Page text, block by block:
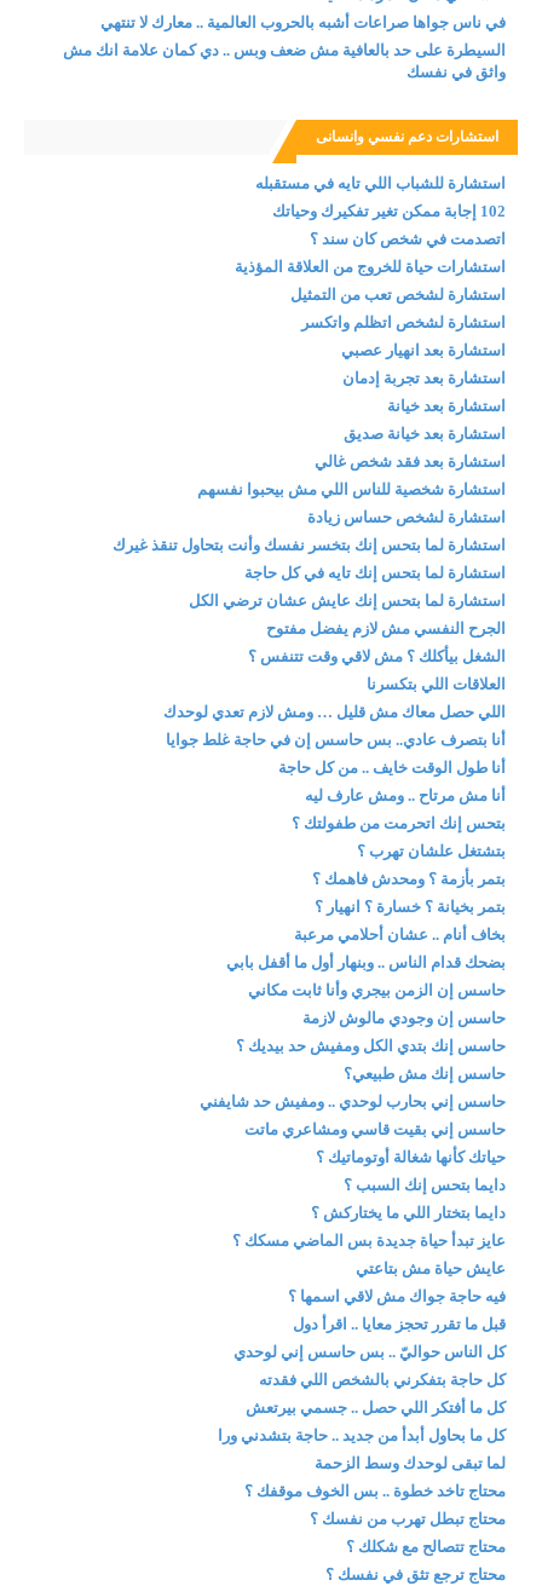
في ناس جواها صراعات أشبه بالحروب العالمية .. معارك لا تنتهي
السيطرة على حد بالعافية مش ضعف وبس .. دي كمان علامة انك مش
واثق في نفسك
استشارات دعم نفسي وانسانى
استشارة للشباب اللي تايه في مستقبله
102 إجابة ممكن تغير تفكيرك وحياتك
اتصدمت في شخص كان سند ؟
استشارات حياة للخروج من العلاقة المؤذية
استشارة لشخص تعب من التمثيل
استشارة لشخص اتظلم واتكسر
استشارة بعد انهيار عصبي
استشارة بعد تجربة إدمان
استشارة بعد خيانة
استشارة بعد خيانة صديق
استشارة بعد فقد شخص غالي
استشارة شخصية للناس اللي مش بيحبوا نفسهم
استشارة لشخص حساس زيادة
استشارة لما بتحس إنك بتخسر نفسك وأنت بتحاول تنقذ غيرك
استشارة لما بتحس إنك تايه في كل حاجة
استشارة لما بتحس إنك عايش عشان ترضي الكل
الجرح النفسي مش لازم يفضل مفتوح
الشغل بيأكلك ؟ مش لاقي وقت تتنفس ؟
العلاقات اللي بتكسرنا
اللي حصل معاك مش قليل … ومش لازم تعدي لوحدك
أنا بتصرف عادي.. بس حاسس إن في حاجة غلط جوايا
أنا طول الوقت خايف .. من كل حاجة
أنا مش مرتاح .. ومش عارف ليه
بتحس إنك اتحرمت من طفولتك ؟
بتشتغل علشان تهرب ؟
بتمر بأزمة ؟ ومحدش فاهمك ؟
بتمر بخيانة ؟ خسارة ؟ انهيار ؟
بخاف أنام .. عشان أحلامي مرعبة
بضحك قدام الناس .. وبنهار أول ما أقفل بابي
حاسس إن الزمن بيجري وأنا ثابت مكاني
حاسس إن وجودي مالوش لازمة
حاسس إنك بتدي الكل ومفيش حد بيديك ؟
حاسس إنك مش طبيعي؟
حاسس إني بحارب لوحدي .. ومفيش حد شايفني
حاسس إني بقيت قاسي ومشاعري ماتت
حياتك كأنها شغالة أوتوماتيك ؟
دايما بتحس إنك السبب ؟
دايما بتختار اللي ما يختاركش ؟
عايز تبدأ حياة جديدة بس الماضي مسكك ؟
عايش حياة مش بتاعتي
فيه حاجة جواك مش لاقي اسمها ؟
قبل ما تقرر تحجز معايا .. اقرأ دول
كل الناس حواليّ .. بس حاسس إني لوحدي
كل حاجة بتفكرني بالشخص اللي فقدته
كل ما أفتكر اللي حصل .. جسمي بيرتعش
كل ما بحاول أبدأ من جديد .. حاجة بتشدني ورا
لما تبقى لوحدك وسط الزحمة
محتاج تاخد خطوة .. بس الخوف موقفك ؟
محتاج تبطل تهرب من نفسك ؟
محتاج تتصالح مع شكلك ؟
محتاج ترجع تثق في نفسك ؟